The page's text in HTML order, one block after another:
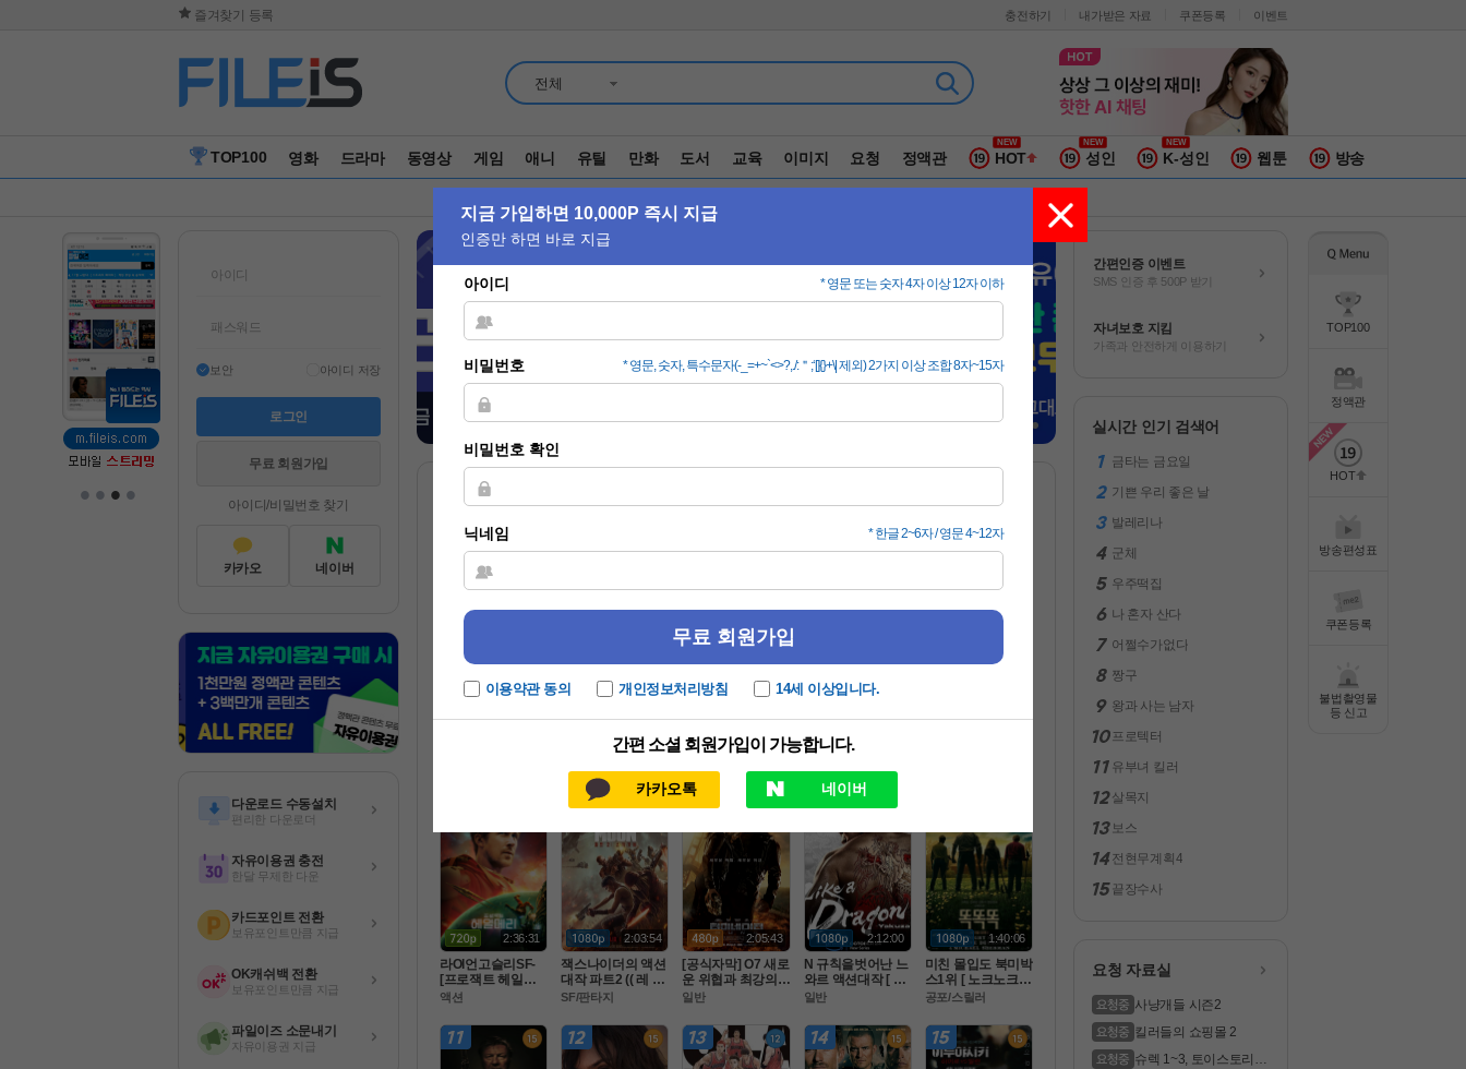
즐겨찾기 등록 충전하기 내가받은 자료 쿠폰등록 이벤트
• • ••
TOP100
정액관
HOT
방송편성표
쿠폰등록
불법촬영물
등 신고
전체
TOP100 영화 드라마 동영상 게임 애니 유틸 만화 도서 교육 이미지 요청 정액관 HOT 성인 K-성인 웹툰 방송
보안 아이디 저장
무료 회원가입
아이디/비밀번호 찾기
카카오 네이버
다운로드 수동설치
편리한 다운로더
자유이용권 충전
한달 무제한 다운
카드포인트 전환
보유포인트만큼 지급
OK캐쉬백 전환
보유포인트만큼 지급
파일이즈 소문내기
자유이용권 지급
이즈 인기 TOP100
영화 드라마
[07월 초작 SF액션]
정식릴 존잼 [ 지금
퍼 원드걸 ] 1080공
식자막
SF/판타지
N 새로운여정의 액
션어드벤처 (( 차 원
초고화질 FHD 5.1
일반
8월 북미1위 2026
년 최고호러 [ 이블
완벽자막
공포/스릴러
2:36:31
라Ol언고슬리SF-
[프로잭트 헤일매
ㄹl]-초고화질 5.1
액션
2:03:54
잭스나이더의 액션
대작 파트2 (( 레 벨
문 )) 1O8OP 5.1 공
SF/판타지
2:05:43
[공식자막] O7 새로
운 위협과 최강의
미션 마ㅈI막전쟁.
일반
2:12:00
N 규칙을벗어난 느
와르 액션대작 [ 비
정 한 시 대 ] 고화
일반
1:40:06
미친 몰입도 북미박
스1위 [ 노크노크 ]
초고화질 FHD. 공
공포/스릴러
간편인증 이벤트
SMS 인증 후 500P 받기
자녀보호 지킴
가족과 안전하게 이용하기
실시간 인기 검색어
금타는 금요일
기쁜 우리 좋은 날
발레리나
군체
우주떡집
나 혼자 산다
어쩔수가없다
짱구
왕과 사는 남자
프로텍터
유부녀 킬러
살목지
보스
전현무계획4
끝장수사
요청 자료실
사냥개들 시즌2
킬러들의 쇼핑몰 2
슈렉 1~3, 토이스토리 1